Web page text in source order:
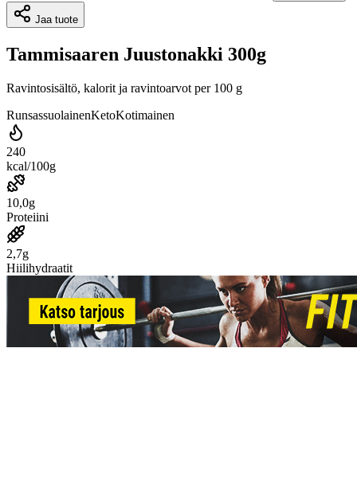
Jaa tuote
Tammisaaren Juustonakki 300g
Ravintosisältö, kalorit ja ravintoarvot per 100 g
RunsassuolainenKetoKotimainen
240
kcal/100g
10,0g
Proteiini
2,7g
Hiilihydraatit